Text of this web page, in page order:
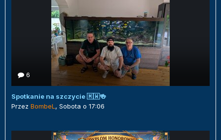
6
Spotkanie na szczycie 🇲🇼🍻
Przez BombeL , Sobota o 17:06